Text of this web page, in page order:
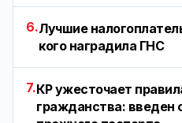
6.Лучшие
кого наградила ГНС
7.КР ужесточает
гражданства: введен